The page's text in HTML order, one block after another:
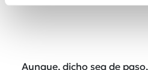
Aunque, dicho sea de